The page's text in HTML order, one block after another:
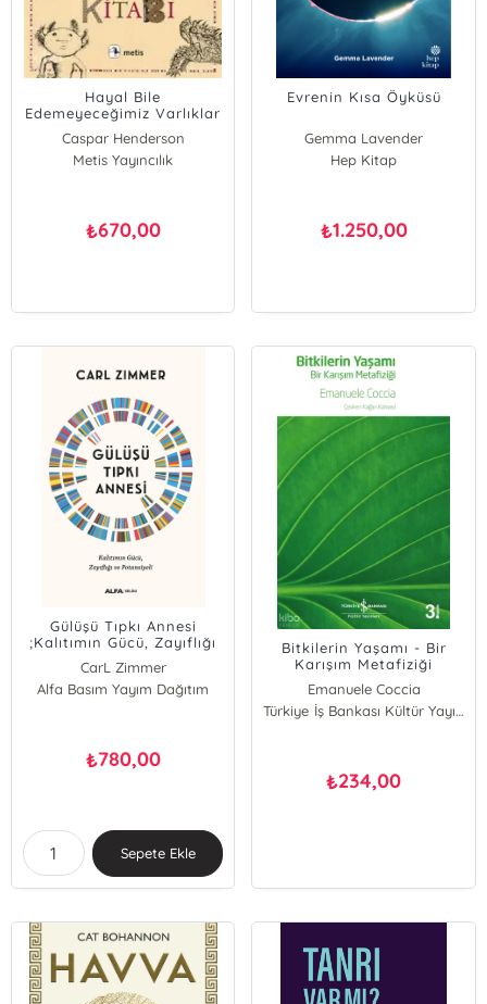
Hayal Bile
Edemeyeceğimiz Varlıklar
Kitabı
Caspar Henderson
Metis Yayıncılık
₺670,00
Evrenin Kısa Öyküsü
Gemma Lavender
Hep Kitap
₺1.250,00
Gülüşü Tıpkı Annesi
;Kalıtımın Gücü, Zayıflığı
ve Potansiyeli
CarL Zimmer
Alfa Basım Yayım Dağıtım
₺780,00
Sepete Ekle
Bitkilerin Yaşamı - Bir
Karışım Metafiziği
Emanuele Coccia
Türkiye İş Bankası Kültür Yayınları
₺234,00